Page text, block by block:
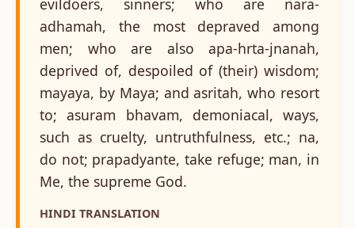
evildoers, sinners; who are nara-
adhamah, the most depraved among
men; who are also apa-hrta-jnanah,
deprived of, despoiled of (their) wisdom;
mayaya, by Maya; and asritah, who resort
to; asuram bhavam, demoniacal, ways,
such as cruelty, untruthfulness, etc.; na,
do not; prapadyante, take refuge; man, in
Me, the supreme God.
HINDI TRANSLATION